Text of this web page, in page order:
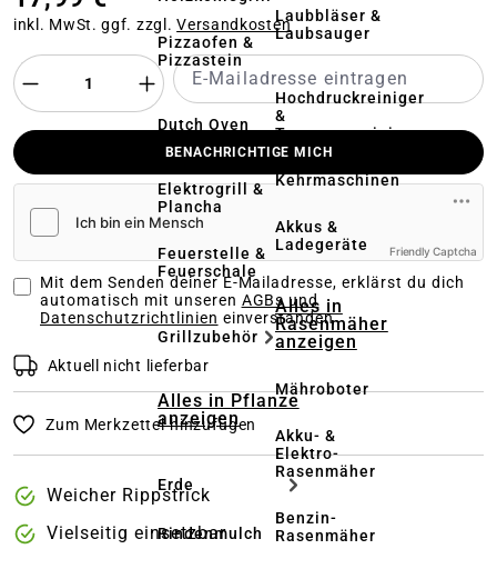
Pizzaofen &
Pizzastein
Dutch Oven
Elektrogrill &
Plancha
Feuerstelle &
Feuerschale
Grillzubehör
Alles in Pflanze
anzeigen
Erde
Rindenmulch
Laubbläser &
Laubsauger
Hochdruckreiniger
&
Terrassenreinigung
Kehrmaschinen
Akkus &
Ladegeräte
Alles in
Rasenmäher
anzeigen
Mähroboter
Akku- &
Elektro-
Rasenmäher
Benzin-
Rasenmäher
inkl. MwSt. ggf. zzgl.Versandkosten
BENACHRICHTIGE MICH
Friendly Captcha
Mit dem Senden deiner E-Mailadresse, erklärst du dich
automatisch mit unseren AGBs und
Datenschutzrichtlinien einverstanden
Aktuell nicht lieferbar
Zum Merkzettel hinzufügen
Weicher Rippstrick
Vielseitig einsetzbar